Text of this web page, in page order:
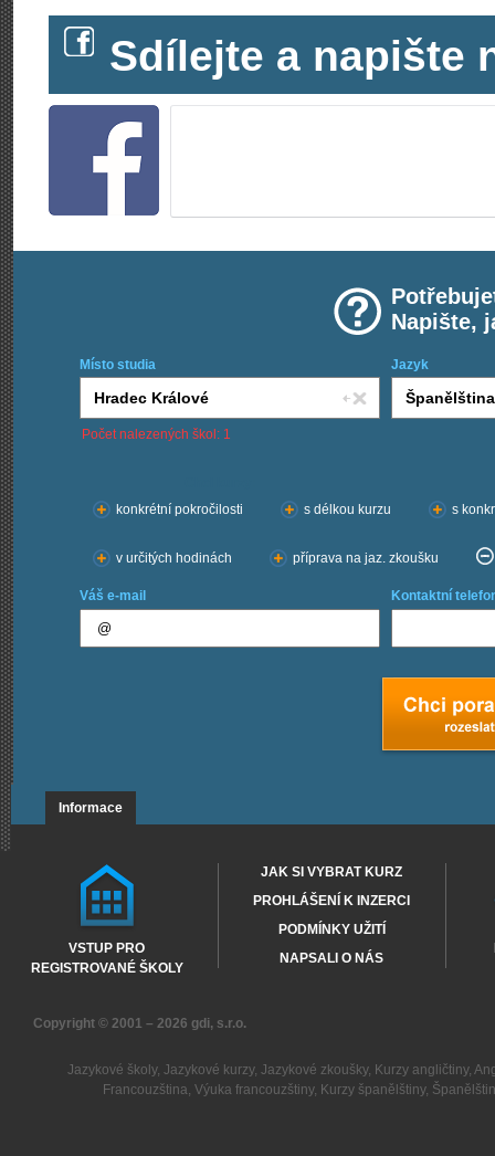
Sdílejte a napište
Napište,
Místo studia Jazyk
Počet nalezených škol: 1
konkrétní pokročilosti
s délkou kurzu s
v určitých hodinách příprava na jaz. zkoušku
Váš e-mail Kontaktní
Informace
VSTUP PRO
REGISTROVANÉ ŠKOLY
JAK SI VYBRAT KURZ
PROHLÁŠENÍ K INZERCI
PODMÍNKY UŽITÍ
NAPSALI O NÁS
Copyright © 2001 – 2026 gdi, s.r.o.
Jazykové školy, Jazykové kurzy, Jazykové zkoušky, Kurzy angličtiny,
Francouzština,Výuka francouzštiny, Kurzy španělštiny,